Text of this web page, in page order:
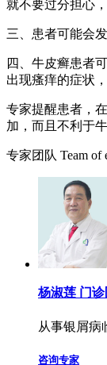
就不要过分担心
三、患者可能会
四、牛皮癣患者
出现瘙痒的症状
专家提醒患者，
加，而且不利于
专家团队 Team of
杨淑莲 门
从事银屑病
咨询专家